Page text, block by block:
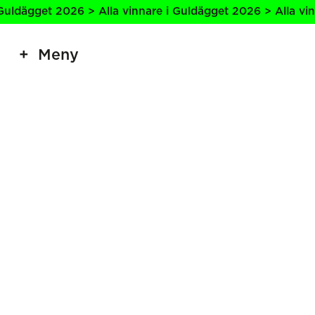
2026 > Alla vinnare i Guldägget 2026 > Alla
Meny